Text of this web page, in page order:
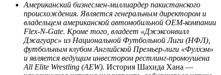
Американский бизнесмен-миллиардер пакистанского
происхождения. Является генеральным директором и
владельцем американской автомобильной OEM-компании
Flex-N-Gate. Кроме того, владеет «Джэксонвилл
Джагуарс» из Национальной Футбольной Лиги (НФЛ),
футбольным клубом Английской Премьер-лиги «Фулхэм»
и является ведущим инвестором рестлинг-промоушена
All Elite Wrestling (AEW). История Шахида Хана —